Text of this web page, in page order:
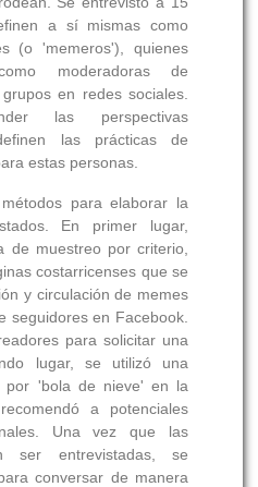
a sí mismas como
(o 'memeros'), quienes
moderadoras de
en redes sociales.
las perspectivas
las prácticas de
estas personas.
para elaborar la
En primer lugar,
de muestreo por criterio,
costarricenses que se
y circulación de memes
seguidores en Facebook.
para solicitar una
lugar, se utilizó una
por 'bola de nieve' en la
a potenciales
Una vez que las
ser entrevistadas, se
conversar de manera